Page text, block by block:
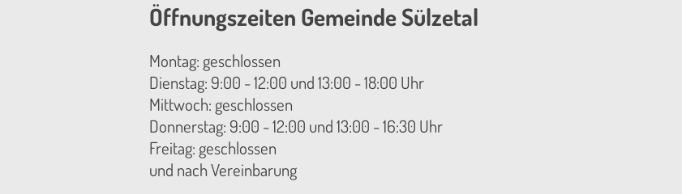
Öffnungszeiten Gemeinde Sülzetal
Montag: geschlossen
Dienstag: 9:00 - 12:00 und 13:00 - 18:00 Uhr
Mittwoch: geschlossen
Donnerstag: 9:00 - 12:00 und 13:00 - 16:30 Uhr
Freitag: geschlossen
und nach Vereinbarung